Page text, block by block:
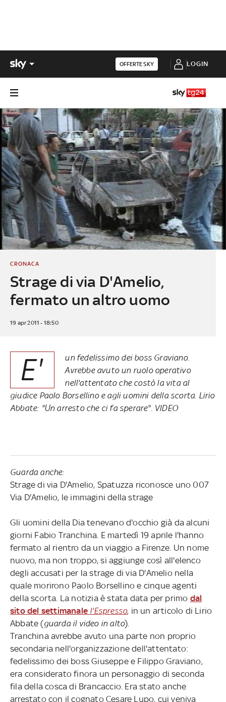
OFFERTE SKY LOGIN
Strage di via D'Amelio,
fermato un altro uomo
CRONACA
19 apr 2011 - 18:50
E'
un fedelissimo dei boss Graviano.
Avrebbe avuto un ruolo operativo
nell'attentato che costò la vita al
giudice Paolo Borsellino e agli uomini della scorta. Lirio
Abbate: "Un arresto che ci fa sperare". VIDEO
Guarda anche:
Strage di via D'Amelio, Spatuzza riconosce uno 007
Via D'Amelio, le immagini della strage
Gli uomini della Dia tenevano d'occhio già da alcuni
giorni Fabio Tranchina. E martedì 19 aprile l'hanno
fermato al rientro da un viaggio a Firenze. Un nome
nuovo, ma non troppo, si aggiunge così all'elenco
degli accusati per la strage di via D'Amelio nella
quale morirono Paolo Borsellino e cinque agenti
della scorta. La notizia è stata data per primo dal
sito del settimanale l'Espresso, in un articolo di Lirio
Abbate (guarda il video in alto).
Tranchina avrebbe avuto una parte non proprio
secondaria nell'organizzazione dell'attentato:
fedelissimo dei boss Giuseppe e Filippo Graviano,
era considerato finora un personaggio di seconda
fila della cosca di Brancaccio. Era stato anche
arrestato con il cognato Cesare Lupo, cui veniva